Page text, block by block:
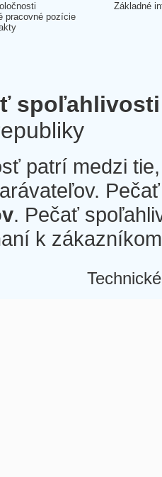
pracovné pozície
Základné
spoľahlivosti
patrí medzi
. Pečať
k